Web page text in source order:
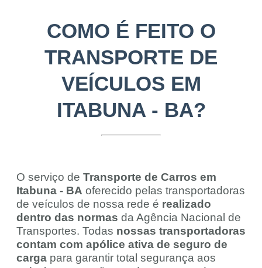
COMO É FEITO O
TRANSPORTE DE
VEÍCULOS EM
ITABUNA - BA?
O serviço de Transporte de Carros em
Itabuna - BA oferecido pelas transportadoras
de veículos de nossa rede é realizado
dentro das normas da Agência Nacional de
Transportes. Todas nossas transportadoras
contam com apólice ativa de seguro de
carga para garantir total segurança aos